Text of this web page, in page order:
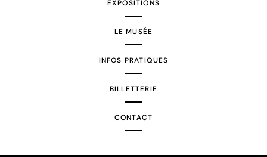
EXPOSITIONS
LE MUSÉE
INFOS PRATIQUES
BILLETTERIE
CONTACT